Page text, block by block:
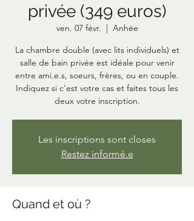
privée (349 euros)
ven. 07 févr.
  |
Anhée
La chambre double (avec lits individuels) et
salle de bain privée est idéale pour venir
entre ami.e.s, soeurs, frères, ou en couple.
Indiquez si c'est votre cas et faites tous les
deux votre inscription.
Les inscriptions sont closes
Restez informé.e
Quand et où ?